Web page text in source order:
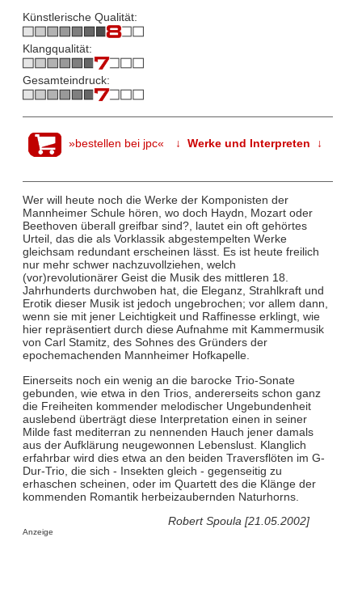
Künstlerische Qualität:
Klangqualität:
Gesamteindruck:
»bestellen bei jpc« ↓ Werke und Interpreten ↓
Wer will heute noch die Werke der Komponisten der
Mannheimer Schule hören, wo doch Haydn, Mozart oder
Beethoven überall greifbar sind?, lautet ein oft gehörtes
Urteil, das die als Vorklassik abgestempelten Werke
gleichsam redundant erscheinen lässt. Es ist heute freilich
nur mehr schwer nachzuvollziehen, welch
(vor)revolutionärer Geist die Musik des mittleren 18.
Jahrhunderts durchwoben hat, die Eleganz, Strahlkraft und
Erotik dieser Musik ist jedoch ungebrochen; vor allem dann,
wenn sie mit jener Leichtigkeit und Raffinesse erklingt, wie
hier repräsentiert durch diese Aufnahme mit Kammermusik
von Carl Stamitz, des Sohnes des Gründers der
epochemachenden Mannheimer Hofkapelle.
Einerseits noch ein wenig an die barocke Trio-Sonate
gebunden, wie etwa in den Trios, andererseits schon ganz
die Freiheiten kommender melodischer Ungebundenheit
auslebend überträgt diese Interpretation einen in seiner
Milde fast mediterran zu nennenden Hauch jener damals
aus der Aufklärung neugewonnen Lebenslust. Klanglich
erfahrbar wird dies etwa an den beiden Traversflöten im G-
Dur-Trio, die sich - Insekten gleich - gegenseitig zu
erhaschen scheinen, oder im Quartett des die Klänge der
kommenden Romantik herbeizaubernden Naturhorns.
Robert Spoula [21.05.2002]
Anzeige